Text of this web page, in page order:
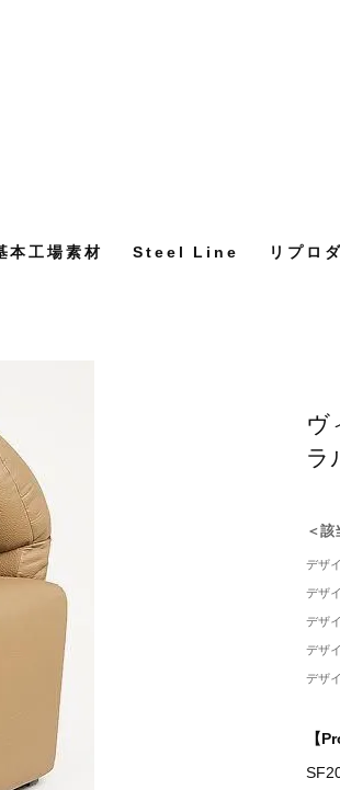
本工場素材 Steel Line リプロ
ヴ
ラ
＜該
デザ
デザ
デザ
デザ
デザ
【